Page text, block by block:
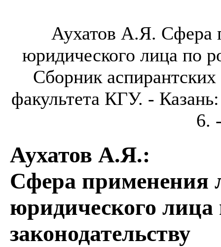
Аухатов А.Я. Сфера
юридического лица по
Сборник
факультета КГУ. -
6.
Аухатов А.Я.:
Сфера применения
юридического лица
законодательству